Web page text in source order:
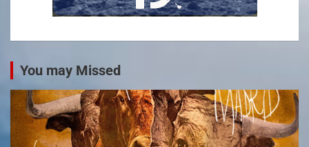
You may Missed